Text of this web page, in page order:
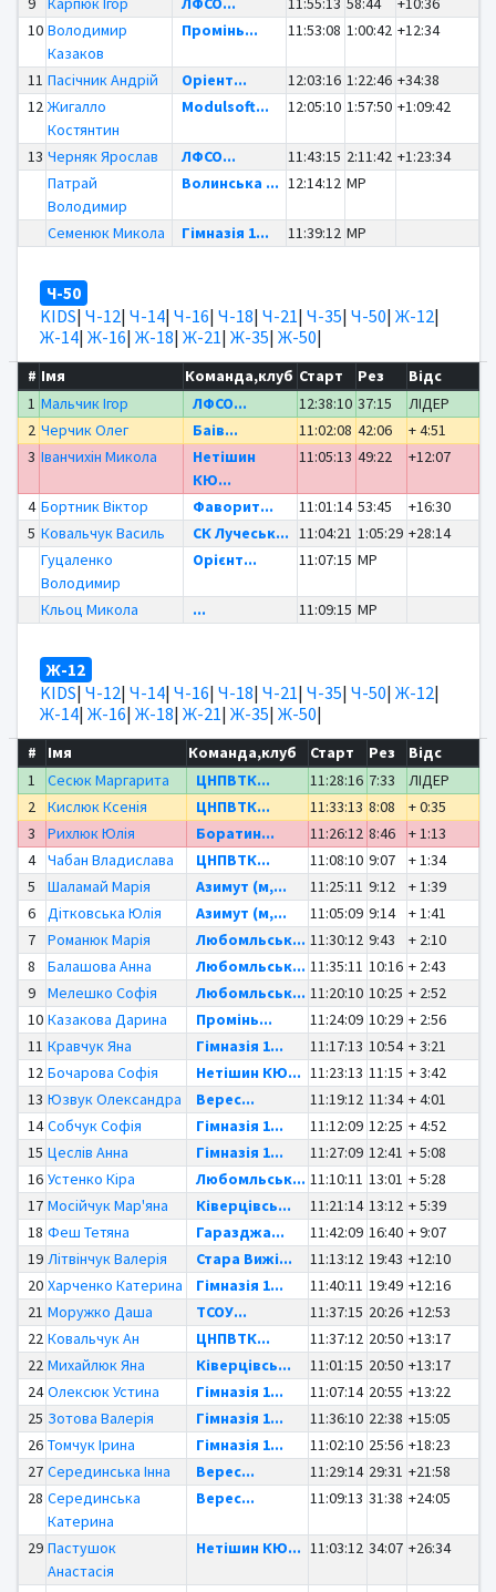
10 Володимир
Казаков
Промінь... 11:53:08 1:00:42 +12:34
11 Пасічник Андрій Оріент... 12:03:16 1:22:46 +34:38
12 Жигалло
Костянтин
Modulsoft... 12:05:10 1:57:50 +1:09:42
13 Черняк Ярослав ЛФСО... 11:43:15 2:11:42 +1:23:34
Патрай
Володимир
Волинська ... 12:14:12 MP
Семенюк Микола Гімназія 1... 11:39:12 MP
Ч-50
KIDS| Ч-12| Ч-14| Ч-16| Ч-18| Ч-21| Ч-35| Ч-50| Ж-12|
Ж-14| Ж-16| Ж-18| Ж-21| Ж-35| Ж-50|
# Імя Команда,клуб Старт Рез
Відс
1 Мальчик Ігор ЛФСО... 12:38:10 37:15
ЛІДЕР
2 Черчик Олег Баів... 11:02:08 42:06
+ 4:51
3 Іванчихін Микола
Нетішин
КЮ...
11:05:13 49:22 +12:07
4 Бортник Віктор Фаворит... 11:01:14 53:45
+16:30
5 Ковальчук Василь СК Лучеськ... 11:04:21 1:05:29 +28:14
Гуцаленко
Володимир
Орієнт... 11:07:15 MP
Кльоц Микола ... 11:09:15 MP
Ж-12
KIDS| Ч-12| Ч-14| Ч-16| Ч-18| Ч-21| Ч-35| Ч-50| Ж-12|
Ж-14| Ж-16| Ж-18| Ж-21| Ж-35| Ж-50|
# Імя Команда,клуб Старт Рез
Відс
1
Сесюк Маргарита ЦНПВТК... 11:28:16 7:33
ЛІДЕР
2
Кислюк Ксенія ЦНПВТК... 11:33:13 8:08
+ 0:35
3
Рихлюк Юлія Боратин... 11:26:12 8:46
+ 1:13
4
Чабан Владислава ЦНПВТК... 11:08:10 9:07
+ 1:34
5
Шаламай Марія Азимут (м,... 11:25:11 9:12
+ 1:39
6
Дітковська Юлія Азимут (м,... 11:05:09 9:14
+ 1:41
7
Романюк Марія Любомльськ... 11:30:12 9:43
+ 2:10
8
Балашова Анна Любомльськ... 11:35:11 10:16 + 2:43
9
Мелешко Софія Любомльськ... 11:20:10 10:25 + 2:52
10 Казакова Дарина Промінь... 11:24:09 10:29 + 2:56
11 Кравчук Яна Гімназія 1... 11:17:13 10:54 + 3:21
12 Бочарова Софія Нетішин КЮ... 11:23:13 11:15 + 3:42
13 Юзвук Олександра Верес... 11:19:12 11:34 + 4:01
14 Собчук Софія Гімназія 1... 11:12:09 12:25 + 4:52
15 Цеслів Анна Гімназія 1... 11:27:09 12:41 + 5:08
16 Устенко Кіра Любомльськ... 11:10:11 13:01 + 5:28
17 Мосійчук Мар'яна Ківерцівсь... 11:21:14 13:12 + 5:39
18 Феш Тетяна Гаразджа... 11:42:09 16:40 + 9:07
19 Літвінчук Валерія Стара Вижі... 11:13:12 19:43 +12:10
20 Харченко Катерина Гімназія 1... 11:40:11 19:49 +12:16
21 Моружко Даша ТСОУ... 11:37:15 20:26 +12:53
22 Ковальчук Ан ЦНПВТК... 11:37:12 20:50 +13:17
22 Михайлюк Яна Ківерцівсь... 11:01:15 20:50 +13:17
24 Олексюк Устина Гімназія 1... 11:07:14 20:55 +13:22
25 Зотова Валерія Гімназія 1... 11:36:10 22:38 +15:05
26 Томчук Ірина Гімназія 1... 11:02:10 25:56 +18:23
27 Серединська Інна Верес... 11:29:14 29:31 +21:58
28 Серединська
Катерина
Верес... 11:09:13 31:38 +24:05
29 Пастушок
Анастасія
Нетішин КЮ... 11:03:12 34:07 +26:34